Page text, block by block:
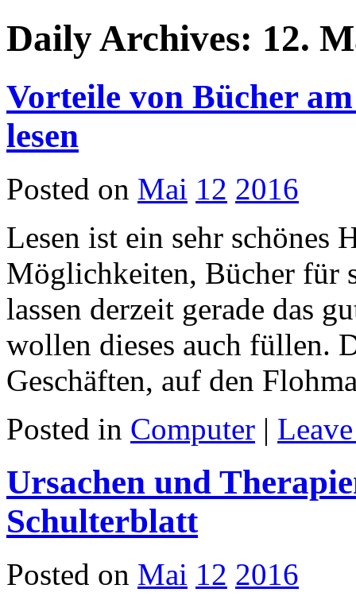
Daily Archives: 12.
Vorteile von Bücher
lesen
Posted on Mai 12 2016
Lesen ist ein sehr schönes
Möglichkeiten, Bücher für
lassen derzeit gerade das
wollen dieses auch füllen.
Geschäften, auf den
Posted in Computer |
Ursachen und
Schulterblatt
Posted on Mai 12 2016